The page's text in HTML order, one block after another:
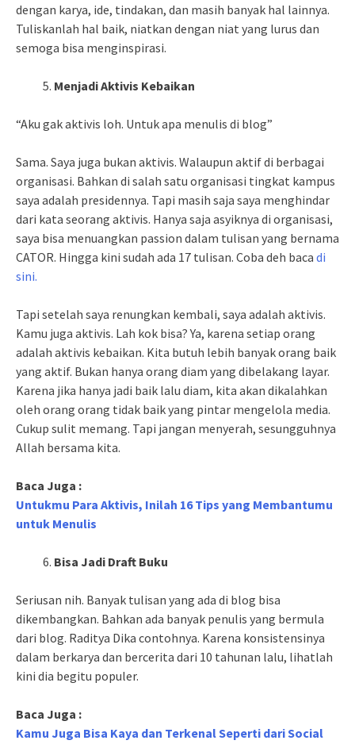
dengan karya, ide, tindakan, dan masih banyak hal lainnya.
Tuliskanlah hal baik, niatkan dengan niat yang lurus dan
semoga bisa menginspirasi.
Menjadi Aktivis Kebaikan
“Aku gak aktivis loh. Untuk apa menulis di blog”
Sama. Saya juga bukan aktivis. Walaupun aktif di berbagai
organisasi. Bahkan di salah satu organisasi tingkat kampus
saya adalah presidennya. Tapi masih saja saya menghindar
dari kata seorang aktivis. Hanya saja asyiknya di organisasi,
saya bisa menuangkan passion dalam tulisan yang bernama
CATOR. Hingga kini sudah ada 17 tulisan. Coba deh baca di
sini.
Tapi setelah saya renungkan kembali, saya adalah aktivis.
Kamu juga aktivis. Lah kok bisa? Ya, karena setiap orang
adalah aktivis kebaikan. Kita butuh lebih banyak orang baik
yang aktif. Bukan hanya orang diam yang dibelakang layar.
Karena jika hanya jadi baik lalu diam, kita akan dikalahkan
oleh orang orang tidak baik yang pintar mengelola media.
Cukup sulit memang. Tapi jangan menyerah, sesungguhnya
Allah bersama kita.
Baca Juga :
Untukmu Para Aktivis, Inilah 16 Tips yang Membantumu
untuk Menulis
Bisa Jadi Draft Buku
Seriusan nih. Banyak tulisan yang ada di blog bisa
dikembangkan. Bahkan ada banyak penulis yang bermula
dari blog. Raditya Dika contohnya. Karena konsistensinya
dalam berkarya dan bercerita dari 10 tahunan lalu, lihatlah
kini dia begitu populer.
Baca Juga :
Kamu Juga Bisa Kaya dan Terkenal Seperti dari Social